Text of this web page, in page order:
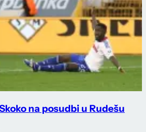
na posudbi u Rudešu